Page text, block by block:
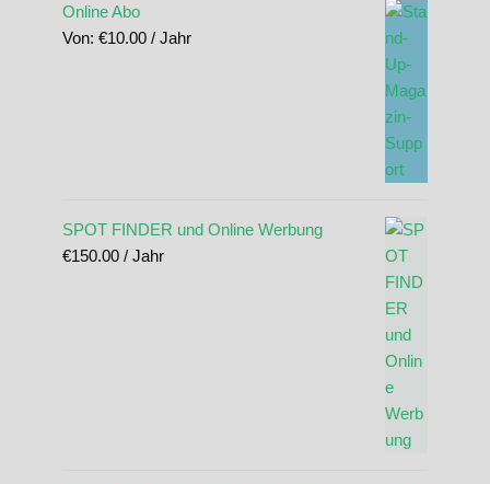
Online Abo
Von: €10.00 / Jahr
SPOT FINDER und Online Werbung
€150.00 / Jahr